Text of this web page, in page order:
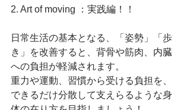
2. Art of moving ：実践編！！
日常生活の基本となる、「姿勢」「歩
き」を改善すると、背骨や筋肉、内臓
への負担が軽減されます。
重力や運動、習慣から受ける負担を、
できるだけ分散して支えらるような身